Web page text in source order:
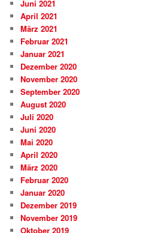
Juni 2021
April 2021
März 2021
Februar 2021
Januar 2021
Dezember 2020
November 2020
September 2020
August 2020
Juli 2020
Juni 2020
Mai 2020
April 2020
März 2020
Februar 2020
Januar 2020
Dezember 2019
November 2019
Oktober 2019